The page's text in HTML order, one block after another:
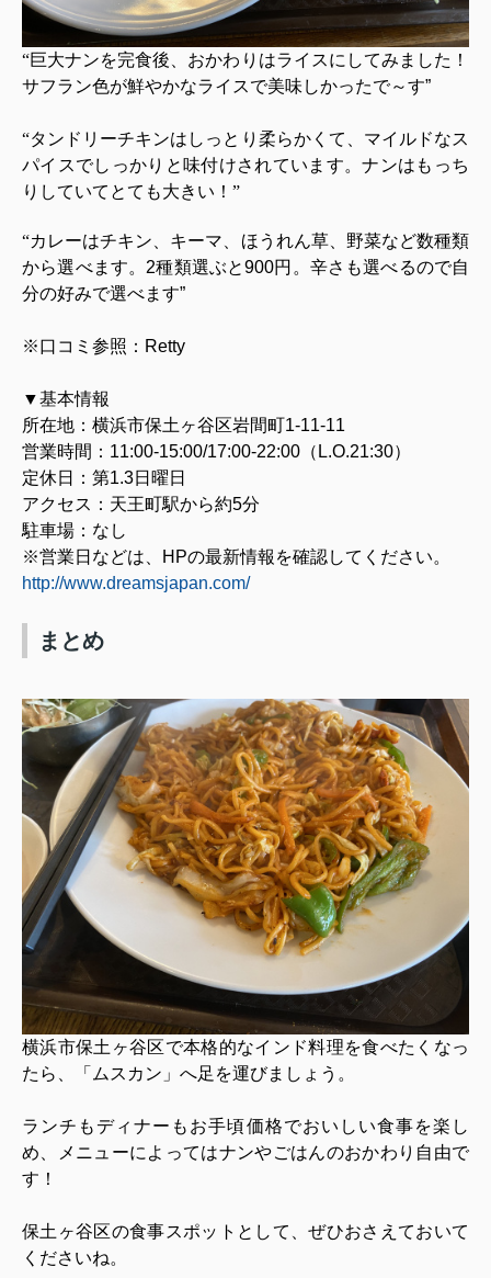
“巨大ナンを完食後、おかわりはライスにしてみました！
サフラン色が鮮やかなライスで美味しかったで～す”
“タンドリーチキンはしっとり柔らかくて、マイルドなス
パイスでしっかりと味付けされています。ナンはもっち
りしていてとても大きい！”
“カレーはチキン、キーマ、ほうれん草、野菜など数種類
から選べます。 2種類選ぶと900円。辛さも選べるので自
分の好みで選べます”
※口コミ参照： Retty
▼基本情報
所在地：横浜市保土ヶ谷区岩間町1-11-11
営業時間： 11:00-15:00/17:00-22:00 （ L.O.21:30）
定休日：第1.3日曜日
アクセス：天王町駅から約5分
駐車場：なし
※営業日などは、
HPの最新情報を確認してください。
http://www.dreamsjapan.com/
まとめ
横浜市保土ヶ谷区で本格的なインド料理を食べたくなっ
たら、「ムスカン」へ足を運びましょう。
ランチもディナーもお手頃価格でおいしい食事を楽し
め、メニューによってはナンやごはんのおかわり自由で
す！
保土ヶ谷区の食事スポットとして、ぜひおさえておいて
くださいね。